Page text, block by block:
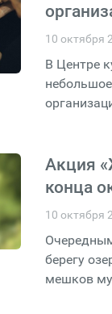
10 октября
В Центре
Акция
конца
10 октября
берегу
мешков